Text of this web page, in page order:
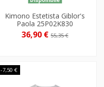
Kimono Estetista Giblor's
Paola 25P02K830
36,90 €55,35 €
-7,50 €